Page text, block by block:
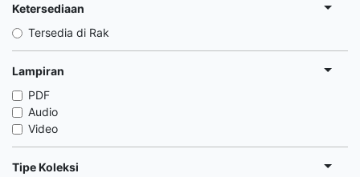
Ketersediaan
Tersedia di Rak
Lampiran
PDF
Audio
Video
Tipe Koleksi